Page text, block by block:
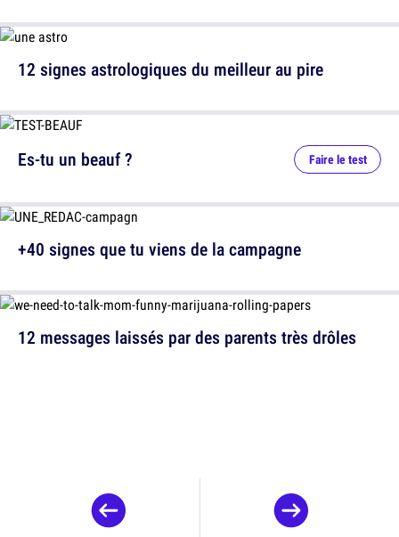
12 signes astrologiques du meilleur au pire
12 messages laissés par des parents très drôles
Es-tu un beauf ? Faire le test
+40 signes que tu viens de la campagne